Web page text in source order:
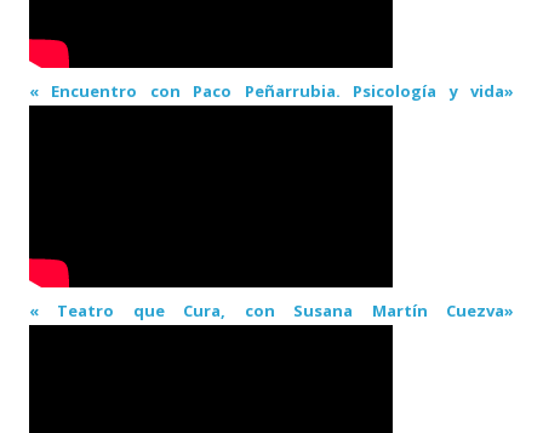
« Encuentro con Paco Peñarrubia. Psicología y vida»
« Teatro que Cura, con Susana Martín Cuezva»